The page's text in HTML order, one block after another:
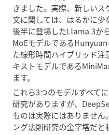
きました。実際、新しい
文に関しては、はるかに少
後半に登場したLlama 3か
MoEモデルである
た線形時間ハイブリッド
キストモデルである
ます。
これら3つのモデルすべて
研究がありますが、
ものは実際にはありません
ング法則研究の金字塔だと